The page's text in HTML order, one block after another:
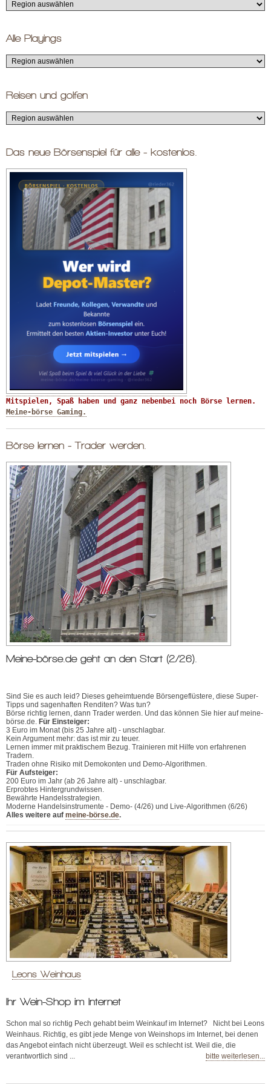
Alle Playings
Reisen und golfen
Das neue Börsenspiel für alle - kostenlos.
Meine-börse Gaming.
Börse lernen - Trader werden.
Meine-börse.de geht an den Start (2/26).
Sind Sie es auch leid? Dieses geheimtuende Börsengeflüstere, diese Super-
Tipps und sagenhaften Renditen? Was tun?
Börse richtig lernen, dann Trader werden. Und das können Sie hier auf meine-
börse.de. Für Einsteiger:
3 Euro im Monat (bis 25 Jahre alt) - unschlagbar.
Kein Argument mehr: das ist mir zu teuer.
Lernen immer mit praktischem Bezug. Trainieren mit Hilfe von erfahrenen
Tradern.
Traden ohne Risiko mit Demokonten und Demo-Algorithmen.
Für Aufsteiger:
200 Euro im Jahr (ab 26 Jahre alt) - unschlagbar.
Erprobtes Hintergrundwissen.
Bewährte Handelsstrategien.
Moderne Handelsinstrumente - Demo- (4/26) und Live-Algorithmen (6/26)
Alles weitere auf meine-börse.de.
Leons Weinhaus
Ihr Wein-Shop im Internet
Schon mal so richtig Pech gehabt beim Weinkauf im Internet? Nicht bei Leons
Weinhaus. Richtig, es gibt jede Menge von Weinshops im Internet, bei denen
das Angebot einfach nicht überzeugt. Weil es schlecht ist. Weil die, die
verantwortlich sind ...
bitte weiterlesen...